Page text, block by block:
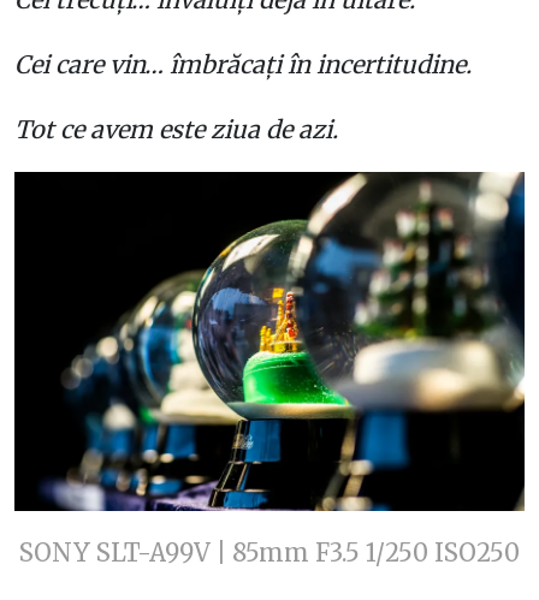
Cei care vin… îmbrăcați în incertitudine.
Tot ce avem este ziua de azi.
SONY SLT-A99V | 85mm F3.5 1/250 ISO250